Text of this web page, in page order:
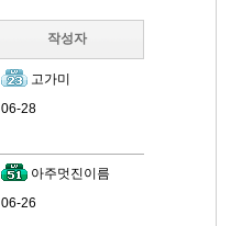
작성자
고가미
06-28
아주멋진이름
06-26